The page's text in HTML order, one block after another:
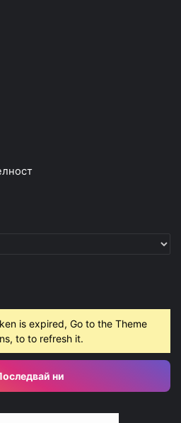
is expired, Go to the Theme
to to refresh it.
ни